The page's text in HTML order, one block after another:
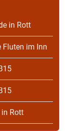
in Rott
Fluten im Inn
in Rott